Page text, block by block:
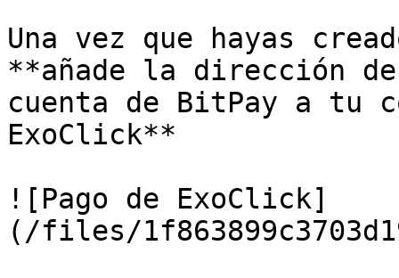
Una vez que hayas
**añade la dirección
cuenta de BitPay a tu
ExoClick**
![Pago de ExoClick]
(/files/